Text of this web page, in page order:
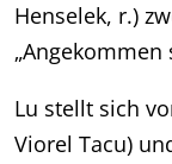
Henselek, r.)
„Angekommen
Lu stellt sich
Viorel Tacu)